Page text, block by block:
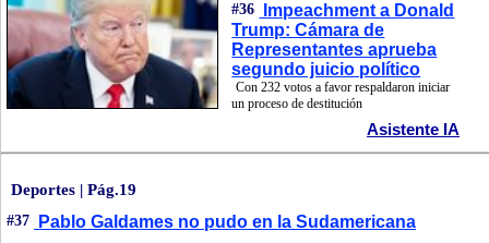
#36
Impeachment a Donald
Trump: Cámara de
Representantes aprueba
segundo juicio político
Con 232 votos a favor respaldaron iniciar
un proceso de destitución
Asistente IA
Deportes | Pág.19
#37 Pablo Galdames no pudo en la Sudamericana